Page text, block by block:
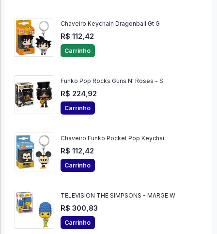
Chaveiro Keychain Dragonball Gt G
R$ 112,42
Carrinho
Funko Pop Rocks Guns N' Roses - S
R$ 224,92
Carrinho
Chaveiro Funko Pocket Pop Keychai
R$ 112,42
Carrinho
TELEVISION THE SIMPSONS - MARGE W
R$ 300,83
Carrinho